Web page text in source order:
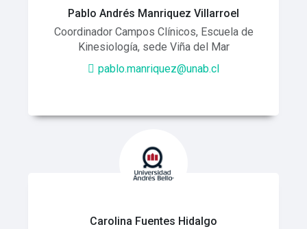
Pablo Andrés Manriquez Villarroel
Coordinador Campos Clínicos, Escuela de
Kinesiología, sede Viña del Mar
pablo.manriquez@unab.cl
Carolina Fuentes Hidalgo